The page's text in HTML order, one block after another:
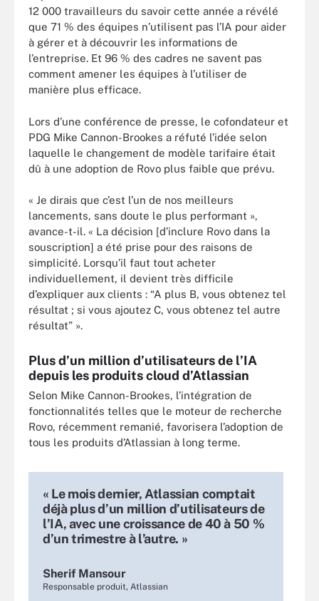
12 000 travailleurs du savoir cette année a révélé
que 71 % des équipes n’utilisent pas l’IA pour aider
à gérer et à découvrir les informations de
l’entreprise. Et 96 % des cadres ne savent pas
comment amener les équipes à l’utiliser de
manière plus efficace.
Lors d’une conférence de presse, le cofondateur et
PDG Mike Cannon-Brookes a réfuté l’idée selon
laquelle le changement de modèle tarifaire était
dû à une adoption de Rovo plus faible que prévu.
« Je dirais que c’est l’un de nos meilleurs
lancements, sans doute le plus performant »,
avance-t-il. « La décision [d’inclure Rovo dans la
souscription] a été prise pour des raisons de
simplicité. Lorsqu’il faut tout acheter
individuellement, il devient très difficile
d’expliquer aux clients : “A plus B, vous obtenez tel
résultat ; si vous ajoutez C, vous obtenez tel autre
résultat” ».
Plus d’un million d’utilisateurs de l’IA
depuis les produits cloud d’Atlassian
Selon Mike Cannon-Brookes, l’intégration de
fonctionnalités telles que le moteur de recherche
Rovo, récemment remanié, favorisera l’adoption de
tous les produits d’Atlassian à long terme.
« Le mois dernier, Atlassian comptait
déjà plus d’un million d’utilisateurs de
l’IA, avec une croissance de 40 à 50 %
d’un trimestre à l’autre. »
Sherif Mansour
Responsable produit, Atlassian